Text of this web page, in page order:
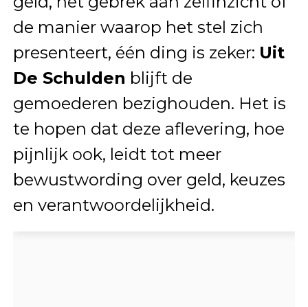
de manier waarop het stel zich
presenteert, één ding is zeker: Uit
De Schulden blijft de
gemoederen bezighouden. Het is
te hopen dat deze aflevering, hoe
pijnlijk ook, leidt tot meer
bewustwording over geld, keuzes
en verantwoordelijkheid.